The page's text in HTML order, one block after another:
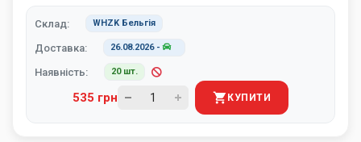
Склад: WHZK Бельгія
Доставка: 26.08.2026-
Наявність: 20 шт.
535 грн КУПИТИ